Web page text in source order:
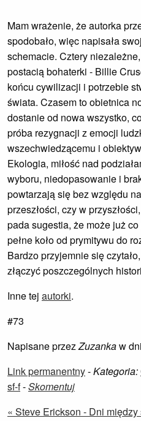
Mam wrażenie, że autorka
spodobało, więc napisała
schemacie. Cztery
postacią bohaterki - Billie
końcu cywilizacji i potrzebie
świata. Czasem to obietnica
dostanie od nowa wszystko,
próba rezygnacji z emocji
wszechwiedzącemu i
Ekologia, miłość nad
wyboru, niedopasowanie i
powtarzają się bez względu
przeszłości, czy w
pada sugestia, że może już
pełne koło od prymitywu do
Bardzo przyjemnie się
złączyć poszczególnych
Inne tej autorki.
#73
Napisane przezZuzankaw
Link permanentny-Kategoria:
sf-f-Skomentuj
« Steve Erickson - Dni między